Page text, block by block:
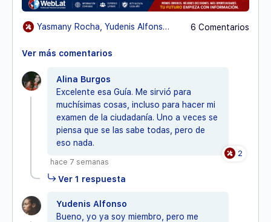
Yasmany Rocha, Yudenis AlfonsoyAlina Burgos 6 Comentarios
Ver más comentarios
Alina Burgos
Excelente esa Guía. Me sirvió para
muchísimas cosas, incluso para hacer mi
examen de la ciudadanía. Uno a veces se
piensa que se las sabe todas, pero de
eso nada.
2
hace 7 semanas
Ver 1 respuesta
Yudenis Alfonso
Bueno, yo ya soy miembro, pero me